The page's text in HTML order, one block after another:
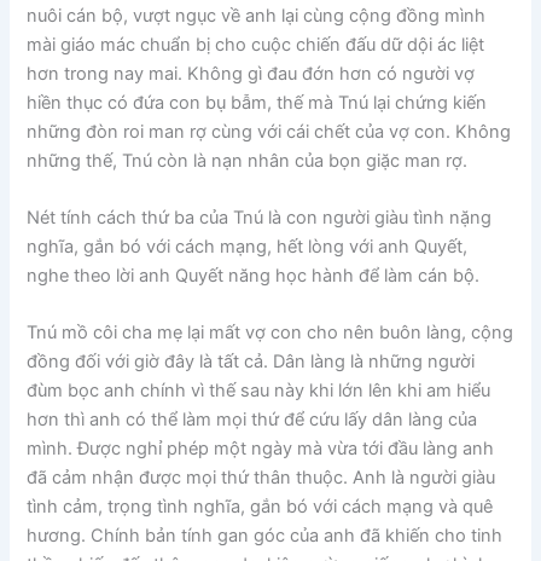
nuôi cán bộ, vượt ngục về anh lại cùng cộng đồng mình
mài giáo mác chuẩn bị cho cuộc chiến đấu dữ dội ác liệt
hơn trong nay mai. Không gì đau đớn hơn có người vợ
hiền thục có đứa con bụ bẫm, thế mà Tnú lại chứng kiến
những đòn roi man rợ cùng với cái chết của vợ con. Không
những thế, Tnú còn là nạn nhân của bọn giặc man rợ.
Nét tính cách thứ ba của Tnú là con người giàu tình nặng
nghĩa, gắn bó với cách mạng, hết lòng với anh Quyết,
nghe theo lời anh Quyết năng học hành để làm cán bộ.
Tnú mồ côi cha mẹ lại mất vợ con cho nên buôn làng, cộng
đồng đối với giờ đây là tất cả. Dân làng là những người
đùm bọc anh chính vì thế sau này khi lớn lên khi am hiểu
hơn thì anh có thể làm mọi thứ để cứu lấy dân làng của
mình. Được nghỉ phép một ngày mà vừa tới đầu làng anh
đã cảm nhận được mọi thứ thân thuộc. Anh là người giàu
tình cảm, trọng tình nghĩa, gắn bó với cách mạng và quê
hương. Chính bản tính gan góc của anh đã khiến cho tinh